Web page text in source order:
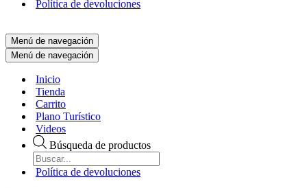
Política de devoluciones
Menú de navegación
Menú de navegación
Inicio
Tienda
Carrito
Plano Turístico
Videos
Búsqueda de productos
Política de devoluciones